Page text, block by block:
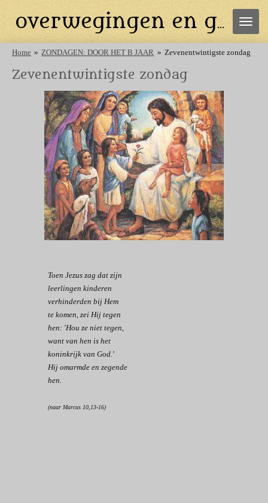
direct
de
overwegingen en gebeden
Home » ZONDAGEN: DOOR HET B JAAR » Zevenentwintigste zondag
Zevenentwintigste zondag
Toen Jezus zag dat zijn
leerlingen kinderen
verhinderden bij Hem
te komen, zei Hij tegen
hen: 'Hou ze niet tegen,
want van hen is het
koninkrijk van God.'
Hij omarmde en zegende
hen.
(naar Marcus 10,13-16)